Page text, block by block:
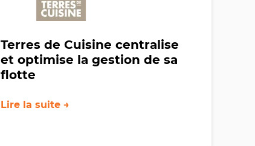
Terres de Cuisine centralise
et optimise la gestion de sa
flotte
Lire la suite →